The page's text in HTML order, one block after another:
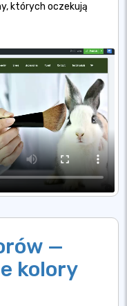
których oczekują
—
kolory